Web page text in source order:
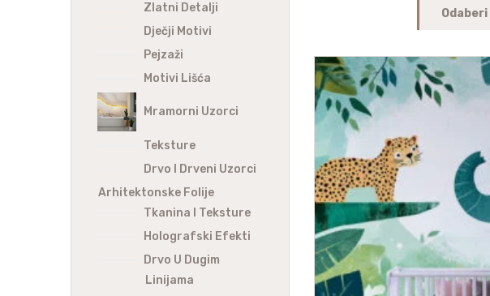
Zlatni Detalji
Dječji Motivi
Pejzaži
Motivi Lišća
Mramorni Uzorci
Teksture
Drvo I Drveni Uzorci
Arhitektonske Folije
Tkanina I Teksture
Holografski Efekti
Drvo U Dugim
Linijama